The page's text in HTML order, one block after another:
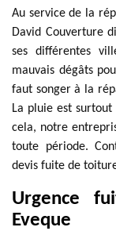
Au service de la
David Couverture
ses différentes
mauvais dégâts
faut songer à la
La pluie est
cela, notre
toute période.
devis fuite de
Urgence
Eveque